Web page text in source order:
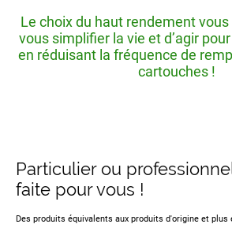
Le choix du haut rendement
vous simplifier la vie et d’agir
en réduisant la fréquence de
cartouches !
Particulier ou
faite pour vous !
Des produits équivalents aux produits d'origine et plus